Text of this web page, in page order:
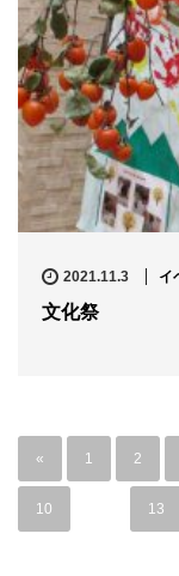
2021.11.3 イ
文化祭
« 1 2
10 13